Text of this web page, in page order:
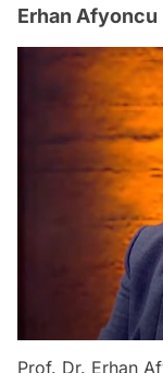
Erhan Afyoncu
Prof. Dr. Erhan